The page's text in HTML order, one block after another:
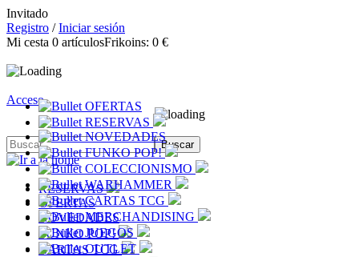
Invitado
Registro /Iniciar sesión
Mi cesta 0 artículosFrikoins: 0 €
Acceso
RESERVAS
OFERTAS
NOVEDADES
FUNKO POP!
CARTAS TCG
OFERTAS
RESERVAS
NOVEDADES
FUNKO POP!
COLECCIONISMO
WARHAMMER
CARTAS TCG
MERCHANDISING
JUEGOS
OUTLET